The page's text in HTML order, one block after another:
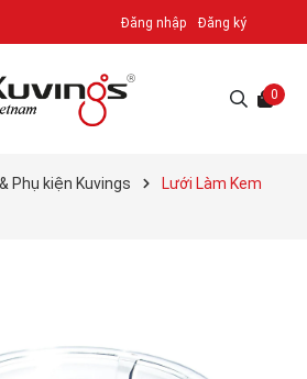
Đăng nhập Đăng ký
0
Phụ kiện Kuvings
Lưới Làm Kem